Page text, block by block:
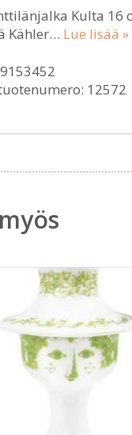
Kulta 16
Kähler… Lue lisää »
12572